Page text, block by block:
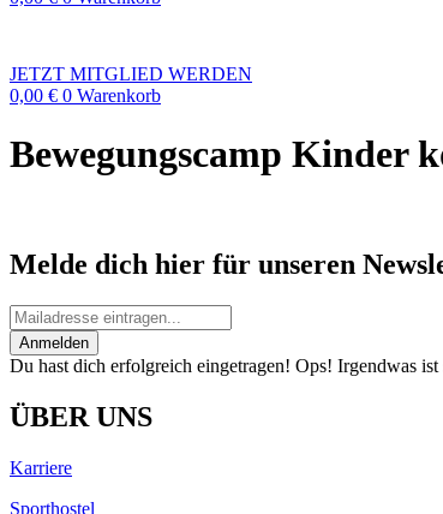
JETZT MITGLIED WERDEN
0,00 € 0 Warenkorb
Bewegungscamp Kinder
Melde dich hier für unseren
Anmelden
Du hast dich erfolgreich eingetragen! Ops! Irgendwas ist
ÜBER UNS
Karriere
Sporthostel